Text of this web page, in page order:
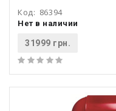
Код: 86394
Нет в наличии
31999 грн.